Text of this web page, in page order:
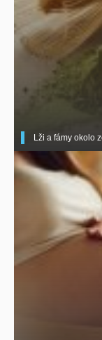
Lži a fámy okolo